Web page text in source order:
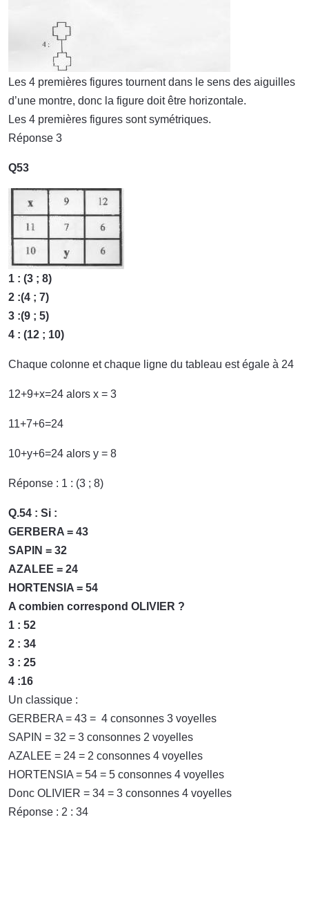
Les 4 premières figures tournent dans le sens des aiguilles
d’une montre, donc la figure doit être horizontale.
Les 4 premières figures sont symétriques.
Réponse 3
Q53
1 : (3 ; 8)
2 :(4 ; 7)
3 :(9 ; 5)
4 : (12 ; 10)
Chaque colonne et chaque ligne du tableau est égale à 24
12+9+x=24 alors x = 3
11+7+6=24
10+y+6=24 alors y = 8
Réponse : 1 : (3 ; 8)
Q.54 : Si :
GERBERA = 43
SAPIN = 32
AZALEE = 24
HORTENSIA = 54
A combien correspond OLIVIER ?
1 : 52
2 : 34
3 : 25
4 :16
Un classique :
GERBERA = 43 = 4 consonnes 3 voyelles
SAPIN = 32 = 3 consonnes 2 voyelles
AZALEE = 24 = 2 consonnes 4 voyelles
HORTENSIA = 54 = 5 consonnes 4 voyelles
Donc OLIVIER = 34 = 3 consonnes 4 voyelles
Réponse : 2 : 34